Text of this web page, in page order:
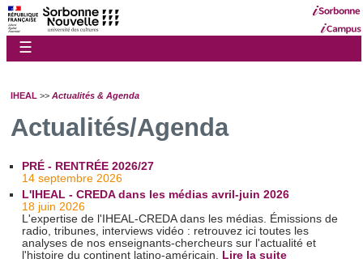
☰
IHEAL >> Actualités & Agenda
Actualités/Agenda
PRÉ - RENTRÉE 2026/27
14 septembre 2026
L'IHEAL - CREDA dans les médias avril-juin 2026
18 juin 2026
L'expertise de l'IHEAL-CREDA dans les médias. Émissions de
radio, tribunes, interviews vidéo : retrouvez ici toutes les
analyses de nos enseignants-chercheurs sur l'actualité et
l'histoire du continent latino-américain. Lire la suite